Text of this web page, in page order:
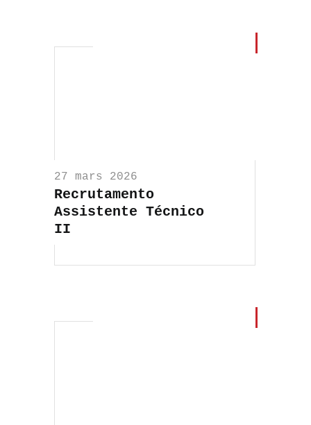
27 mars 2026
Recrutamento
Assistente Técnico
II